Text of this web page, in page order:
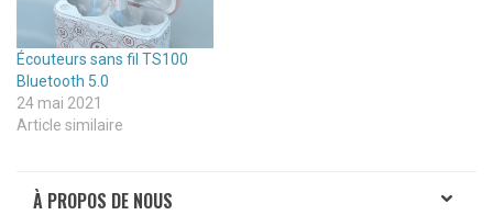
Écouteurs sans fil TS100
Bluetooth 5.0
24 mai 2021
Article similaire
À PROPOS DE NOUS